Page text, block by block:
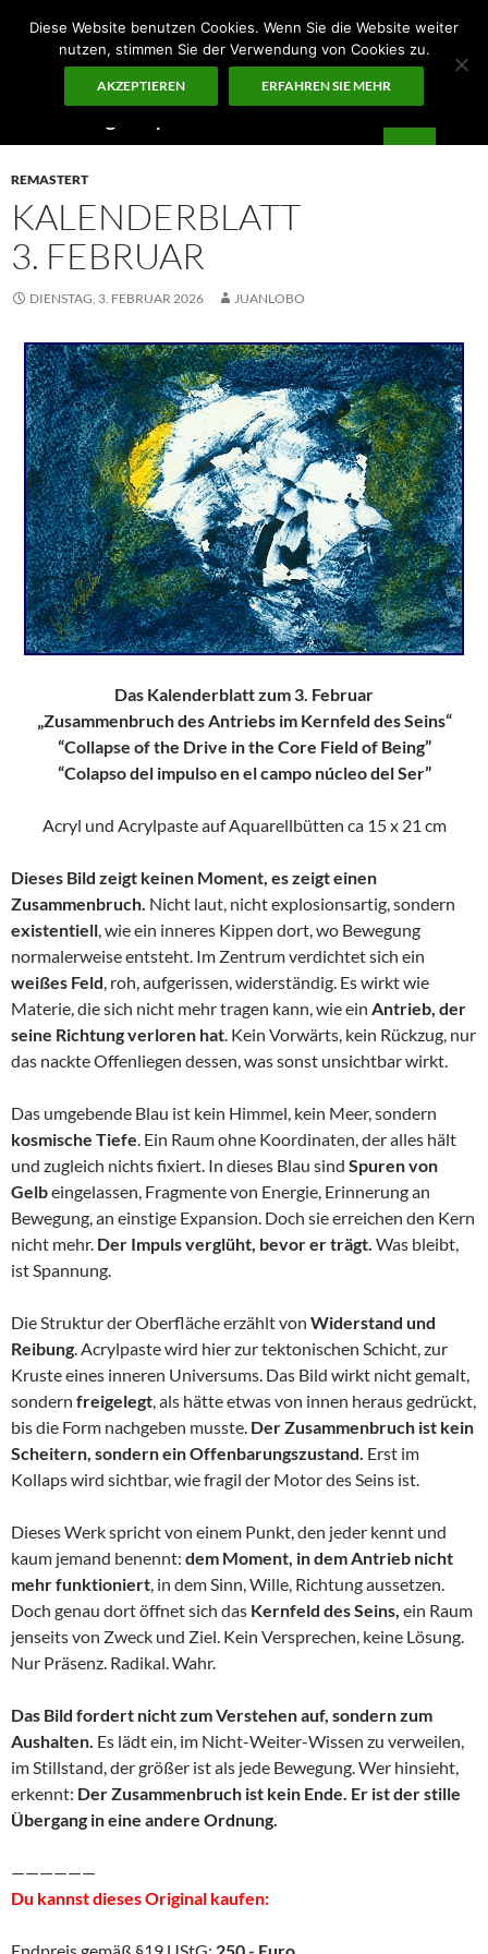
Inhalt
REMASTERT
KALENDERBLATT
3. FEBRUAR
DIENSTAG, 3. FEBRUAR 2026 JUANLOBO
Das Kalenderblatt zum 3. Februar
„Zusammenbruch des Antriebs im Kernfeld des Seins“
“Collapse of the Drive in the Core Field of Being”
“Colapso del impulso en el campo núcleo del Ser”
Acryl und Acrylpaste auf Aquarellbütten ca 15 x 21 cm
Dieses Bild zeigt keinen Moment, es zeigt einen
Zusammenbruch. Nicht laut, nicht explosionsartig, sondern
existentiell, wie ein inneres Kippen dort, wo Bewegung
normalerweise entsteht. Im Zentrum verdichtet sich ein
weißes Feld, roh, aufgerissen, widerständig. Es wirkt wie
Materie, die sich nicht mehr tragen kann, wie ein Antrieb, der
seine Richtung verloren hat. Kein Vorwärts, kein Rückzug, nur
das nackte Offenliegen dessen, was sonst unsichtbar wirkt.
Das umgebende Blau ist kein Himmel, kein Meer, sondern
kosmische Tiefe. Ein Raum ohne Koordinaten, der alles hält
und zugleich nichts fixiert. In dieses Blau sind Spuren von
Gelbeingelassen, Fragmente von Energie, Erinnerung an
Bewegung, an einstige Expansion. Doch sie erreichen den Kern
nicht mehr. Der Impuls verglüht, bevor er trägt. Was bleibt,
ist Spannung.
Die Struktur der Oberfläche erzählt von Widerstand und
Reibung. Acrylpaste wird hier zur tektonischen Schicht, zur
Kruste eines inneren Universums. Das Bild wirkt nicht gemalt,
sondern freigelegt, als hätte etwas von innen heraus gedrückt,
bis die Form nachgeben musste. Der Zusammenbruch ist kein
Scheitern, sondern ein Offenbarungszustand. Erst im
Kollaps wird sichtbar, wie fragil der Motor des Seins ist.
Dieses Werk spricht von einem Punkt, den jeder kennt und
kaum jemand benennt: dem Moment, in dem Antrieb nicht
mehr funktioniert, in dem Sinn, Wille, Richtung aussetzen.
Doch genau dort öffnet sich das Kernfeld des Seins, ein Raum
jenseits von Zweck und Ziel. Kein Versprechen, keine Lösung.
Nur Präsenz. Radikal. Wahr.
Das Bild fordert nicht zum Verstehen auf, sondern zum
Aushalten. Es lädt ein, im Nicht-Weiter-Wissen zu verweilen,
im Stillstand, der größer ist als jede Bewegung. Wer hinsieht,
erkennt: Der Zusammenbruch ist kein Ende. Er ist der stille
Übergang in eine andere Ordnung.
——————
Du kannst dieses Original kaufen:
Diese Website benutzen Cookies. Wenn Sie die Website weiter
nutzen, stimmen Sie der Verwendung von Cookies zu.
AKZEPTIEREN ERFAHREN SIE MEHR